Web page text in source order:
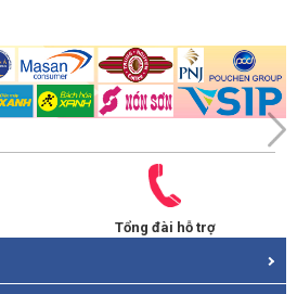
Tổng đài hỗ trợ